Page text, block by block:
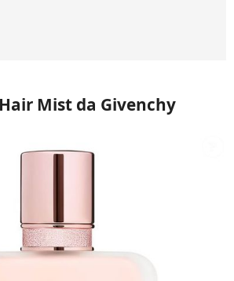
Mist da Givenchy